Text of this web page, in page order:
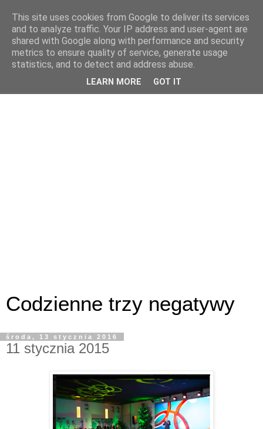
Codzienne trzy negatywy
środa, 13 stycznia 2016
11 stycznia 2015
This site uses cookies from Google to deliver its services
and to analyze traffic. Your IP address and user-agent are
shared with Google along with performance and security
metrics to ensure quality of service, generate usage
statistics, and to detect and address abuse.
LEARN MORE GOT IT